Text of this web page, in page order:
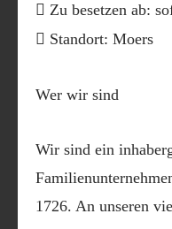
Zu besetzen ab:
Standort: Moers
Wer wir sind
Wir sind ein
1726. An unseren